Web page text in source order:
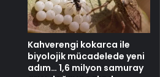
Kahverengi kokarca ile
biyolojik mücadelede yeni
adım… 1,6 milyon samuray